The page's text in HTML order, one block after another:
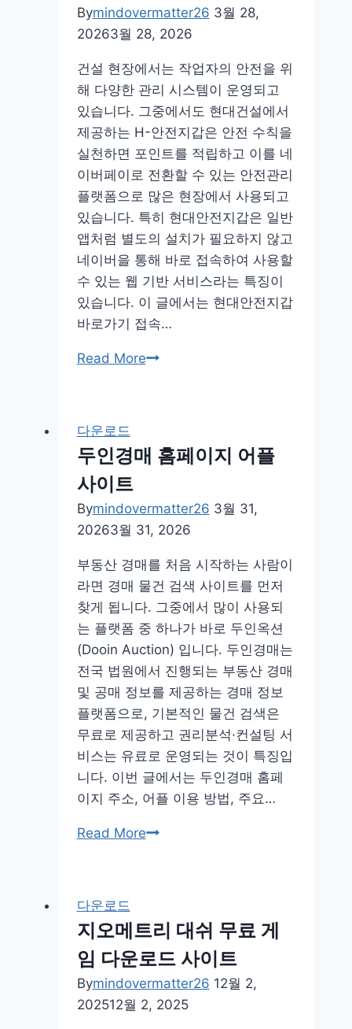
Bymindovermatter26 3월 28,
20263월 28, 2026
건설 현장에서는 작업자의 안전을 위
해 다양한 관리 시스템이 운영되고
있습니다. 그중에서도 현대건설에서
제공하는 H-안전지갑은 안전 수칙을
실천하면 포인트를 적립하고 이를 네
이버페이로 전환할 수 있는 안전관리
플랫폼으로 많은 현장에서 사용되고
있습니다. 특히 현대안전지갑은 일반
앱처럼 별도의 설치가 필요하지 않고
네이버을 통해 바로 접속하여 사용할
수 있는 웹 기반 서비스라는 특징이
있습니다. 이 글에서는 현대안전지갑
바로가기 접속…
Read More현
갑
로
가
다
운
로
드
앱
어
플
설
치
방
법
다운로드
두인경매 홈페이지 어플
사이트
Bymindovermatter26 3월 31,
20263월 31, 2026
부동산 경매를 처음 시작하는 사람이
라면 경매 물건 검색 사이트를 먼저
찾게 됩니다. 그중에서 많이 사용되
는 플랫폼 중 하나가 바로 두인옥션
(Dooin Auction) 입니다. 두인경매는
전국 법원에서 진행되는 부동산 경매
및 공매 정보를 제공하는 경매 정보
플랫폼으로, 기본적인 물건 검색은
무료로 제공하고 권리분석·컨설팅 서
비스는 유료로 운영되는 것이 특징입
니다. 이번 글에서는 두인경매 홈페
이지 주소, 어플 이용 방법, 주요…
Read More두
페
이
지
어
다운로드
지오메트리 대쉬 무료 게
임 다운로드 사이트
Bymindovermatter26 12월 2,
202512월 2, 2025